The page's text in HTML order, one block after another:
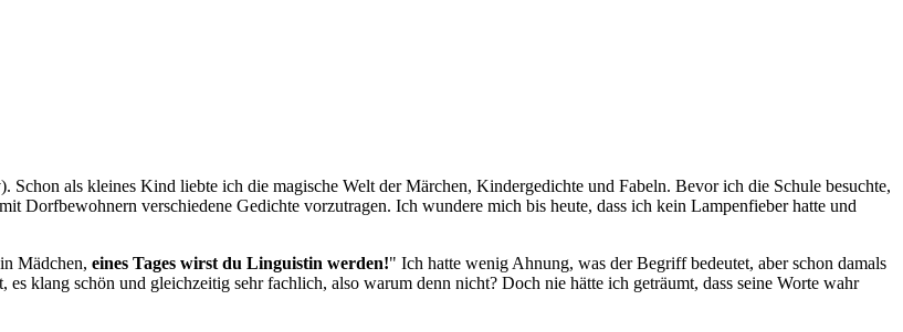
als kleines Kind liebte ich die magische Welt der Märchen, Kindergedichte und Fabeln. Bevor ich die Schule besuchte,
Dorfbewohnern verschiedene Gedichte vorzutragen. Ich wundere mich bis heute, dass ich kein Lampenfieber hatte und
Mädchen, eines Tages wirst du Linguistin werden!" Ich hatte wenig Ahnung, was der Begriff bedeutet, aber schon damals
klang schön und gleichzeitig sehr fachlich, also warum denn nicht? Doch nie hätte ich geträumt, dass seine Worte wahr